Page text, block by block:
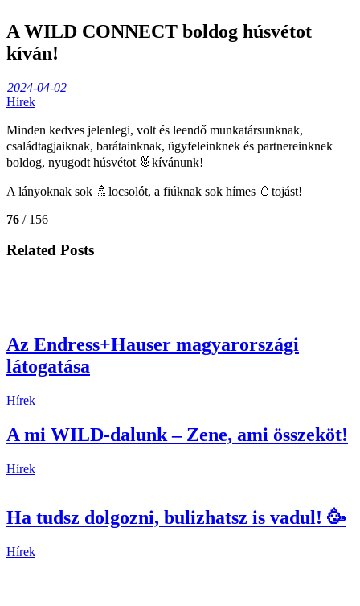
A WILD CONNECT boldog húsvétot
kíván!
2024-04-02
Hírek
Minden kedves jelenlegi, volt és leendő munkatársunknak,
családtagjaiknak, barátainknak, ügyfeleinknek és partnereinknek
boldog, nyugodt húsvétot 🐰kívánunk!
A lányoknak sok 🚿locsolót, a fiúknak sok hímes 🥚tojást!
76 / 156
Related Posts
Az Endress+Hauser magyarországi
látogatása
Hírek
A mi WILD-dalunk – Zene, ami összeköt!
Hírek
Ha tudsz dolgozni, bulizhatsz is vadul! 🥳
Hírek